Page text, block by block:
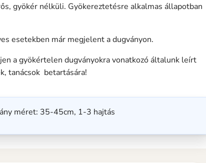
gyökér nélküli. Gyökereztetésre alkalmas állapotban
esetekben már megjelent a dugványon.
a gyökértelen dugványokra vonatkozó általunk leírt
tanácsok betartására!
méret: 35-45cm, 1-3 hajtás